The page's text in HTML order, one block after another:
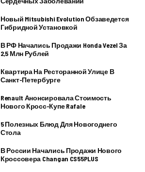
Новый Mitsubishi Evolution Обзаведется
Гибридной Установкой
В РФ Начались Продажи Honda Vezel За
2,5 Млн Рублей
Квартира На Ресторанной Улице В
Санкт-Петербурге
Renault Анонсировала Стоимость
Нового Кросс-Купе Rafale
5 Полезных Блюд Для Новогоднего
Стола
В России Начались Продажи Нового
Кроссовера Changan CS55PLUS